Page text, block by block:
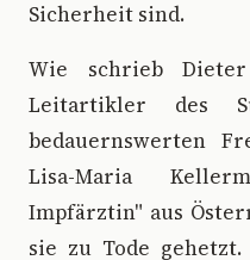
Sicherheit sind.
Wie schrieb
Leitartikler des
bedauernswerten
Lisa-Maria
Impfärztin" aus
sie zu Tode